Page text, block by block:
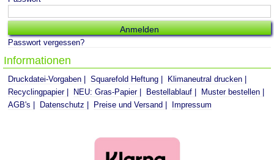
Passwort vergessen?
Informationen
Druckdatei-Vorgaben Squarefold Heftung
Klimaneutral drucken
Recyclingpapier
NEU: Gras-Papier Bestellablauf
Muster bestellen
AGB's
Datenschutz Preise und Versand Impressum